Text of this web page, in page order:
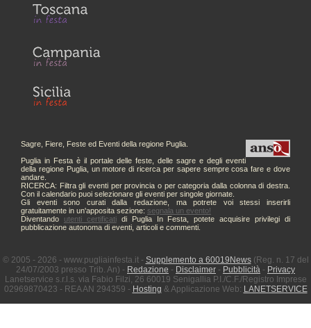
Sagre, Fiere, Feste ed Eventi della regione Puglia.
Puglia in Festa è il portale delle feste, delle sagre e degli eventi
della regione Puglia, un motore di ricerca per sapere sempre cosa fare e dove
andare.
RICERCA: Filtra gli eventi per provincia o per categoria dalla colonna di destra.
Con il calendario puoi selezionare gli eventi per singole giornate.
Gli eventi sono curati dalla redazione, ma potrete voi stessi inserirli
gratuitamente in un'apposita sezione: segnala un evento!
Diventando utenti certificatidi Puglia In Festa, potete acquisire privilegi di
pubblicazione autonoma di eventi, articoli e commenti.
© 2005 - 2026 - www.pugliainfesta.it - Supplemento a 60019News(Reg. n. 17 del
24/07/2003 presso Trib. An) - Redazione - Disclaimer - Pubblicità - Privacy
Lanetservice s.r.l.s. via Fabio Filzi, 26 60019 Senigallia P.I./C.F./Registro Imprese
02969870423 - REA AN 294359 - Hosting & Applicazione Web: LANETSERVICE